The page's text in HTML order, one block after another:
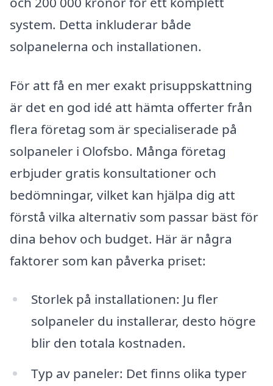
system. Detta inkluderar både
solpanelerna och installationen.
För att få en mer exakt prisuppskattning
är det en god idé att hämta offerter från
flera företag som är specialiserade på
solpaneler i Olofsbo. Många företag
erbjuder gratis konsultationer och
bedömningar, vilket kan hjälpa dig att
förstå vilka alternativ som passar bäst för
dina behov och budget. Här är några
faktorer som kan påverka priset:
Storlek på installationen: Ju fler
solpaneler du installerar, desto högre
blir den totala kostnaden.
Typ av paneler: Det finns olika typer